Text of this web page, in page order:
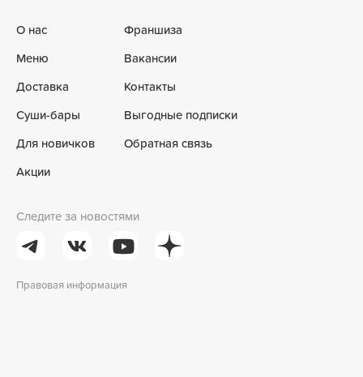
О нас
Меню
Доставка
Суши-бары
Для новичков
Акции
Франшиза
Вакансии
Контакты
Выгодные подписки
Обратная связь
Следите за новостями
Правовая информация